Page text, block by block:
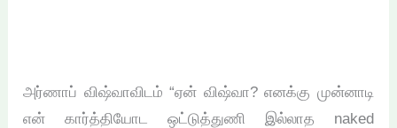
அர்ணாப் விஷ்வாவிடம் “ஏன் விஷ்வா? எனக்கு முன்னாடி
என் கார்த்தியோட ஒட்டுத்துணி இல்லாத naked